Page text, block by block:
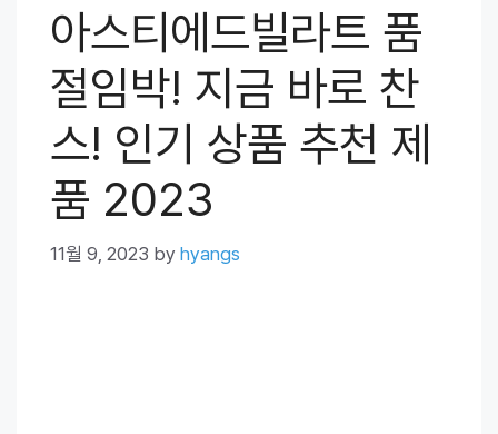
아스티에드빌라트 품
절임박! 지금 바로 찬
스! 인기 상품 추천 제
품 2023
11월 9, 2023 by hyangs